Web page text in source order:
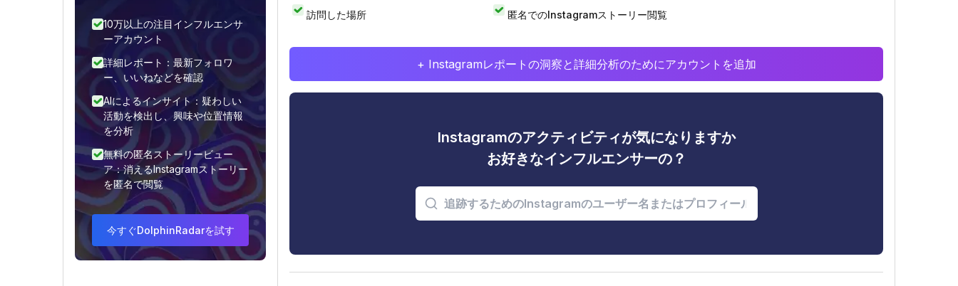
10万以上の注目インフルエンサ
ーアカウント
詳細レポート：最新フォロワ
ー、いいねなどを確認
AIによるインサイト：疑わしい
活動を検出し、興味や位置情報
を分析
無料の匿名ストーリービュー
ア：消えるInstagramストーリー
を匿名で閲覧
今すぐDolphinRadarを試す
訪問した場所 匿名でのInstagramストーリー閲覧
+ Instagramレポートの洞察と詳細分析のためにアカウントを追加
Instagramのアクティビティが気になりますか
お好きなインフルエンサーの？